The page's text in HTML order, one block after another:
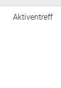
Aktiventreff